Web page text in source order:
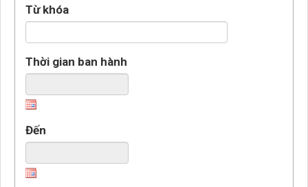
Từ khóa
Thời gian ban hành
Đến